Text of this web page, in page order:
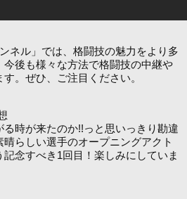
ネル」では、格闘技の魅力をより多
今後も様々な方法で格闘技の中継や
。ぜひ、ご注目ください。
時が来たのか!!っと思いっきり勘違
らしい選手のオープニングアクト
念すべき1回目！楽しみにしていま